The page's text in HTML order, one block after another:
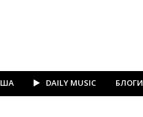
DAILY MUSIC БЛОГИ